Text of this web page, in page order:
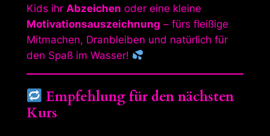
Kids ihr Abzeichen oder eine kleine
Motivationsauszeichnung – fürs fleißige
Mitmachen, Dranbleiben und natürlich für
den Spaß im Wasser!
Empfehlung für den nächsten
Kurs